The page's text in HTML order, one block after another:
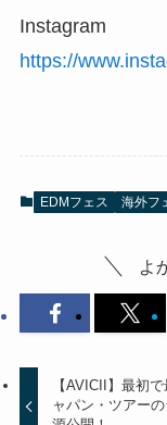
Instagram
https://
EDMフェス 海外フ
よ
【AVICII】最初
ャパン・ツアー